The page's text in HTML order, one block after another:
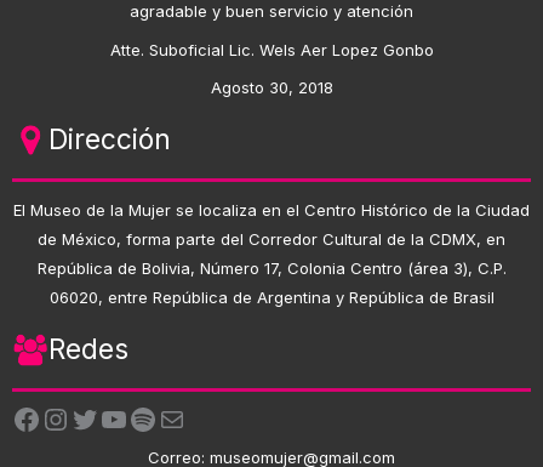
agradable y buen servicio y atención
Atte. Suboficial Lic. Wels Aer Lopez Gonbo
Agosto 30, 2018
Dirección
El Museo de la Mujer se localiza en el Centro Histórico de la Ciudad
de México, forma parte del Corredor Cultural de la CDMX, en
República de Bolivia, Número 17, Colonia Centro (área 3), C.P.
06020, entre República de Argentina y República de Brasil
Redes
Facebook
Instagram
Twitter
YouTube
Spotify
Correo electrónico
Correo: museomujer@gmail.com